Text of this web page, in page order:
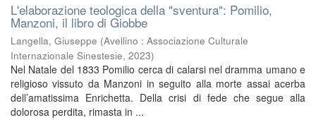
L'elaborazione teologica della "sventura": Pomilio,
Manzoni, il libro di Giobbe
Langella, Giuseppe (Avellino : Associazione Culturale
Internazionale Sinestesie, 2023)
Nel Natale del 1833 Pomilio cerca di calarsi nel dramma umano e
religioso vissuto da Manzoni in seguito alla morte assai acerba
dell’amatissima Enrichetta. Della crisi di fede che segue alla
dolorosa perdita, rimasta in ...